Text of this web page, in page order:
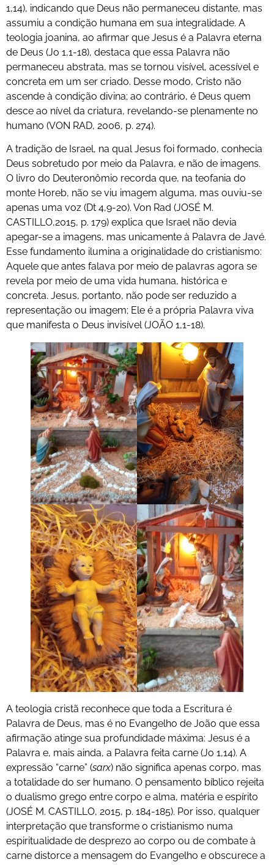
1,14), indicando que Deus não permaneceu distante, mas
assumiu a condição humana em sua integralidade. A
teologia joanina, ao afirmar que Jesus é a Palavra eterna
de Deus (Jo 1,1-18), destaca que essa Palavra não
permaneceu abstrata, mas se tornou visível, acessível e
concreta em um ser criado. Desse modo, Cristo não
ascende à condição divina; ao contrário, é Deus quem
desce ao nível da criatura, revelando-se plenamente no
humano (VON RAD, 2006, p. 274).
A tradição de Israel, na qual Jesus foi formado, conhecia
Deus sobretudo por meio da Palavra, e não de imagens.
O livro do Deuteronômio recorda que, na teofania do
monte Horeb, não se viu imagem alguma, mas ouviu-se
apenas uma voz (Dt 4,9-20). Von Rad (JOSÉ M.
CASTILLO,2015, p. 179) explica que Israel não devia
apegar-se a imagens, mas unicamente à Palavra de Javé.
Esse fundamento ilumina a originalidade do cristianismo:
Aquele que antes falava por meio de palavras agora se
revela por meio de uma vida humana, histórica e
concreta. Jesus, portanto, não pode ser reduzido a
representação ou imagem; Ele é a própria Palavra viva
que manifesta o Deus invisível (JOÃO 1,1-18).
A teologia cristã reconhece que toda a Escritura é
Palavra de Deus, mas é no Evangelho de João que essa
afirmação atinge sua profundidade máxima: Jesus é a
Palavra e, mais ainda, a Palavra feita carne (Jo 1,14). A
expressão “carne” (sarx) não significa apenas corpo, mas
a totalidade do ser humano. O pensamento bíblico rejeita
o dualismo grego entre corpo e alma, matéria e espírito
(JOSÉ M. CASTILLO, 2015, p. 184-185). Por isso, qualquer
interpretação que transforme o cristianismo numa
espiritualidade de desprezo ao corpo ou de combate à
carne distorce a mensagem do Evangelho e obscurece a